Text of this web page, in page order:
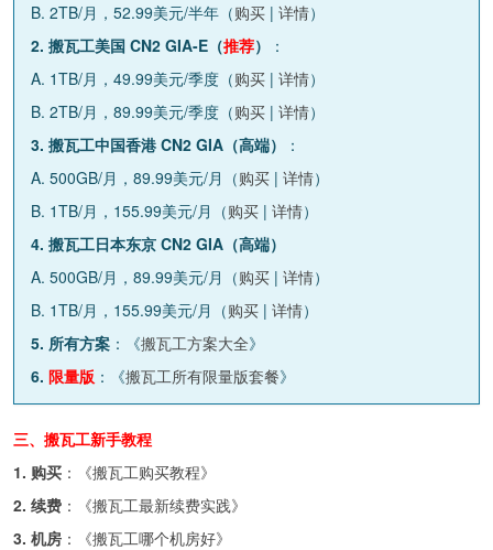
B. 2TB/月，52.99美元/半年（购买 | 详情）
2. 搬瓦工美国 CN2 GIA-E（推荐）
：
A. 1TB/月，49.99美元/季度（购买 | 详情）
B. 2TB/月，89.99美元/季度（购买 | 详情）
3. 搬瓦工中国香港 CN2 GIA（高端）
：
A. 500GB/月，89.99美元/月（购买 | 详情）
B. 1TB/月，155.99美元/月（购买 | 详情）
4. 搬瓦工日本东京 CN2 GIA（高端）
A. 500GB/月，89.99美元/月（购买 | 详情）
B. 1TB/月，155.99美元/月（购买 | 详情）
5. 所有方案 ：《搬瓦工方案大全》
6. 限量版 ：《搬瓦工所有限量版套餐》
三、搬瓦工新手教程
1. 购买 ：《搬瓦工购买教程》
2. 续费 ：《搬瓦工最新续费实践》
3. 机房 ：《搬瓦工哪个机房好》